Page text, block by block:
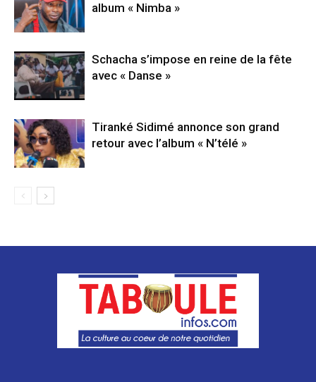
album « Nimba »
Schacha s’impose en reine de la fête
avec « Danse »
Tiranké Sidimé annonce son grand
retour avec l’album « N’télé »